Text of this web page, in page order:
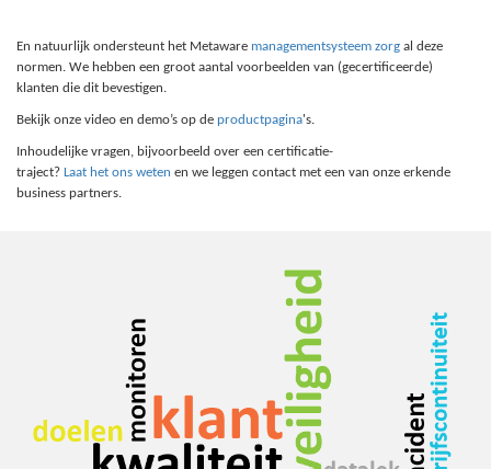
En natuurlijk ondersteunt het Metaware managementsysteem zorg al deze
normen. We hebben een groot aantal voorbeelden van (gecertificeerde)
klanten die dit bevestigen.
Bekijk onze video en demo’s op de productpagina's.
Inhoudelijke vragen, bijvoorbeeld over een certificatie-
traject? Laat het ons weten en we leggen contact met een van onze erkende
business partners.